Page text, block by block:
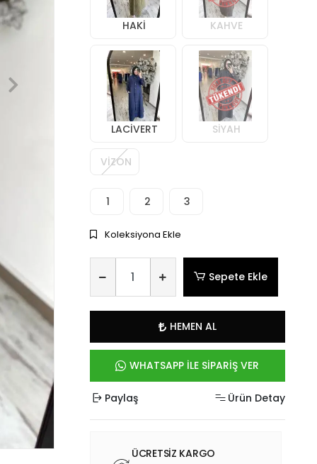
HAKİ KAHVE
LACİVERT SİYAH
VİZON
1 2 3
Koleksiyona Ekle
Sepete Ekle
HEMEN AL
WHATSAPP İLE SİPARİŞ VER
Paylaş Ürün Detay
ÜCRETSİZ KARGO